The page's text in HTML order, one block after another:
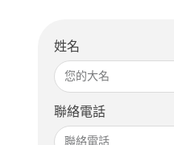
姓名
聯絡電話